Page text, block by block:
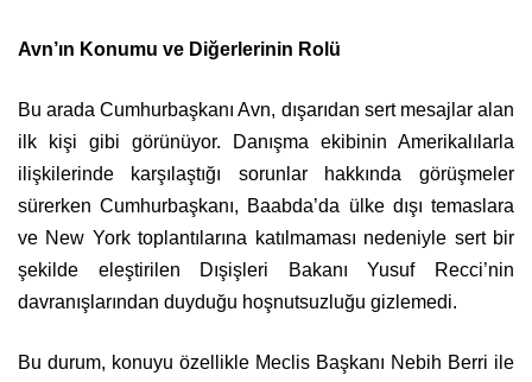
Avn’ın Konumu ve Diğerlerinin Rolü
Bu arada Cumhurbaşkanı Avn, dışarıdan sert mesajlar alan
ilk kişi gibi görünüyor. Danışma ekibinin Amerikalılarla
ilişkilerinde karşılaştığı sorunlar hakkında görüşmeler
sürerken Cumhurbaşkanı, Baabda’da ülke dışı temaslara
ve New York toplantılarına katılmaması nedeniyle sert bir
şekilde eleştirilen Dışişleri Bakanı Yusuf Recci’nin
davranışlarından duyduğu hoşnutsuzluğu gizlemedi.
Bu durum, konuyu özellikle Meclis Başkanı Nebih Berri ile